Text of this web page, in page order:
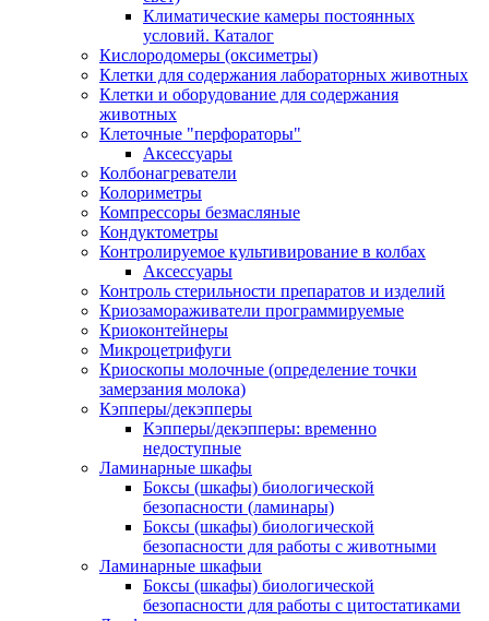
Климатические камеры постоянных
условий. Каталог
Кислородомеры (оксиметры)
Клетки для содержания лабораторных животных
Клетки и оборудование для содержания
животных
Клеточные "перфораторы"
Аксессуары
Колбонагреватели
Колориметры
Компрессоры безмасляные
Кондуктометры
Контролируемое культивирование в колбах
Аксессуары
Контроль стерильности препаратов и изделий
Криозамораживатели программируемые
Криоконтейнеры
Микроцетрифуги
Криоскопы молочные (определение точки
замерзания молока)
Кэпперы/декэпперы
Кэпперы/декэпперы: временно
недоступные
Ламинарные шкафы
Боксы (шкафы) биологической
безопасности (ламинары)
Боксы (шкафы) биологической
безопасности для работы с животными
Ламинарные шкафыи
Боксы (шкафы) биологической
безопасности для работы с цитостатиками